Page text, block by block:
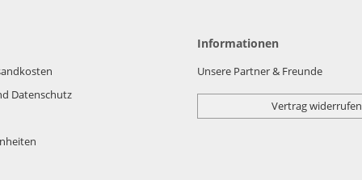
Datenschutz
Informationen
Unsere Partner & Freunde
Vertrag widerrufen